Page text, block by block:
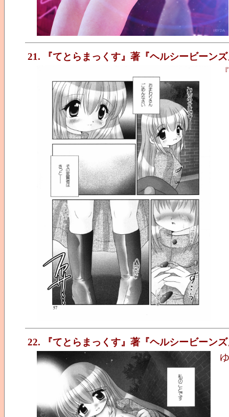
21. 『てとらまっくす』著『ヘルシービーン
22. 『てとらまっくす』著『ヘルシービーン